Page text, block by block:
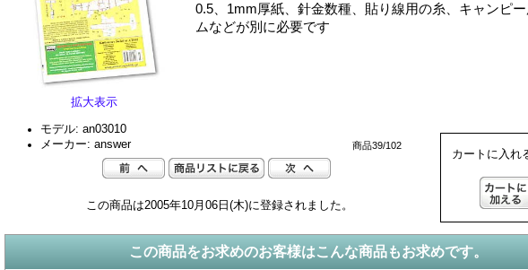
拡大表示
0.5、1mm厚紙、針金数種、貼り線用の糸、キャンピ
ムなどが別に必要です
カートに入れ
モデル: an03010
メーカー: answer
商品39/102
この商品は2005年10月06日(木)に登録されました。
この商品をお求めのお客様はこんな商品もお求めです。